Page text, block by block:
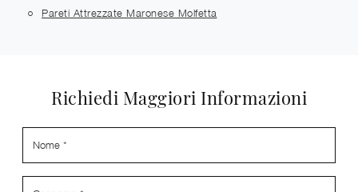
Pareti Attrezzate Maronese Molfetta
Richiedi Maggiori Informazioni